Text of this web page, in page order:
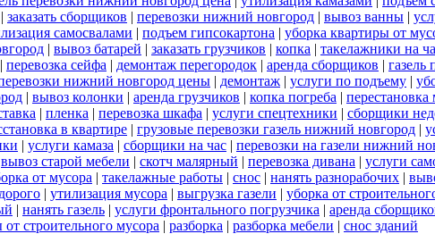
| заказать сборщиков | перевозки нижний новгород | вывоз ванны |
самосвалами | подъем гипсокартона | уборка квартиры от
| вывоз батарей | заказать грузчиков | копка | такелажники на
| перевозка сейфа | демонтаж перегородок | аренда сборщиков | газель
нижний новгород цены | демонтаж | услуги по подъему |
| вывоз колонки | аренда грузчиков | копка погреба | перестановка
| пленка | перевозка шкафа | услуги спецтехники | сборщики
в квартире | грузовые перевозки газель нижний новгород |
| услуги камаза | сборщики на час | перевозки на газели нижний
вывоз старой мебели | скотч малярный | перевозка дивана | услуги
от мусора | такелажные работы | снос | нанять разнорабочих |
| утилизация мусора | выгрузка газели | уборка от
| нанять газель | услуги фронтального погрузчика | аренда
строительного мусора | разборка | разборка мебели | снос зданий